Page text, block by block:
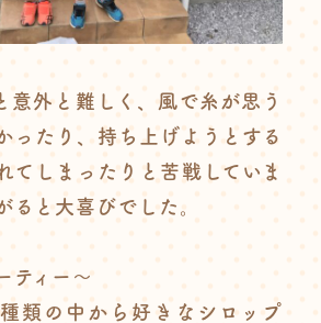
外と難しく、風で糸が思う
ったり、持ち上げようとする
てしまったりと苦戦していま
ると大喜びでした。
ティー～
類の中から好きなシロップ